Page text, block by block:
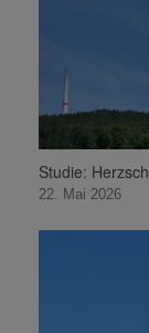
Studie:
22. Mai 2026